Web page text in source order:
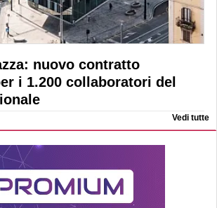
nuovo contratto
i 1.200 collaboratori del
Vedi tutte